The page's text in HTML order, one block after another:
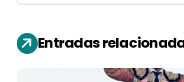
i
ó Entradas